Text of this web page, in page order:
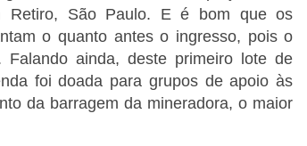
Retiro, São Paulo. E é bom que os
o quanto antes o ingresso, pois o
ainda, deste primeiro lote de
foi doada para grupos de apoio às
da barragem da mineradora, o maior